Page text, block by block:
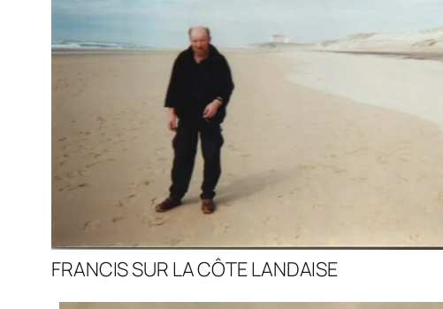
FRANCIS SUR LA CÔTE LANDAISE